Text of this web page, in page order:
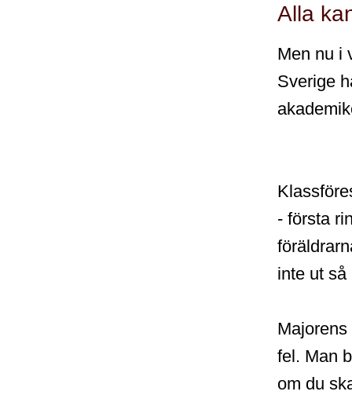
Alla
Men nu i
Sverige
- första
inte ut så
fel. Man
om du